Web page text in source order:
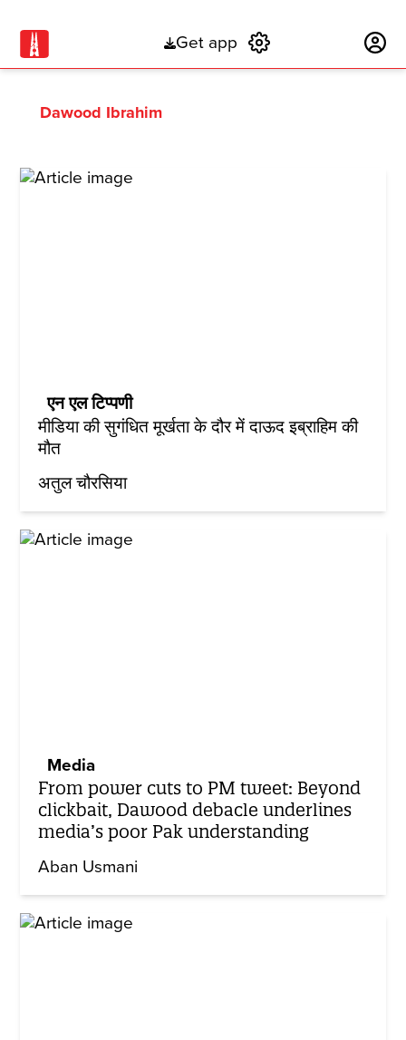
Get app
Dawood Ibrahim
एन एल टिप्पणी
मीडिया की सुगंधित मूर्खता के दौर में दाऊद इब्राहिम की
मौत
अतुल चौरसिया
Media
From power cuts to PM tweet: Beyond
clickbait, Dawood debacle underlines
media’s poor Pak understanding
Aban Usmani